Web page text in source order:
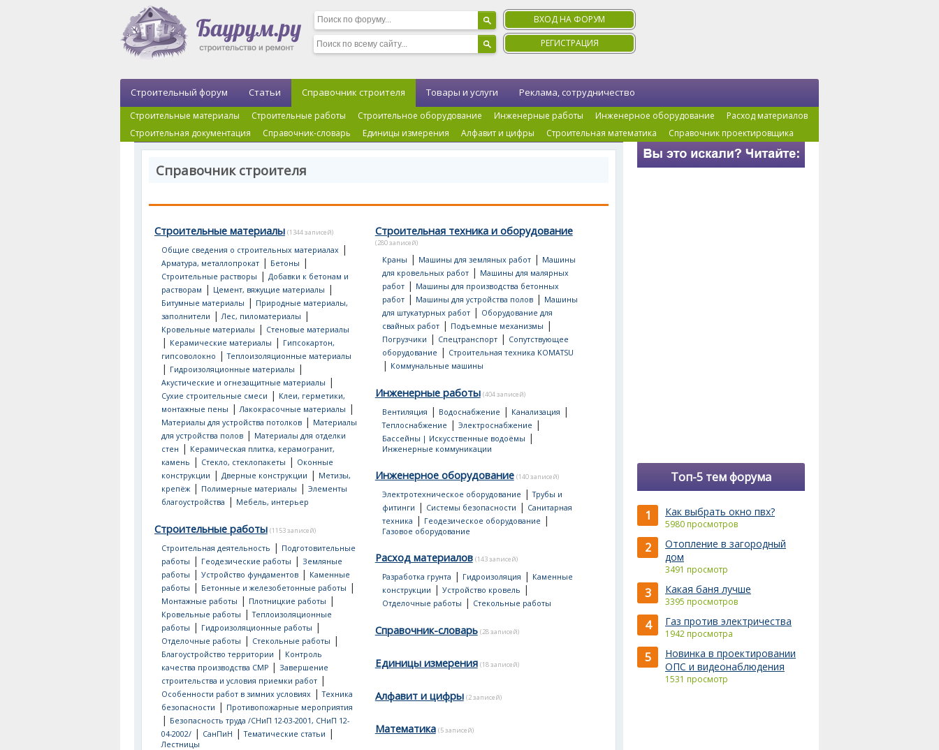
ВХОД НА ФОРУМ
РЕГИСТРАЦИЯ
Строительный форум Статьи Справочник строителя
Строительные материалы Строительные работы Строительное оборудование Инженерные работы Инженерное оборудование
Расход материалов
Строительная документация
Справочник-словарь Единицы измерения Алфавит и цифры Строительная математика Справочник проектировщика
Товары и услуги Реклама, сотрудничество
Справочник строителя
Строительные материалы (1344 записей)
Общие сведения о строительных материалах|
Арматура, металлопрокат| Бетоны |
Строительные растворы | Добавки к бетонам и
растворам | Цемент, вяжущие материалы |
Битумные материалы | Природные материалы,
заполнители |Лес, пиломатериалы |
Кровельные материалы | Стеновые материалы
| Керамические материалы | Гипсокартон,
гипсоволокно |Теплоизоляционные материалы
| Гидроизоляционные материалы |
Акустические и огнезащитные материалы |
Сухие строительные смеси | Клеи, герметики,
монтажные пены |Лакокрасочные материалы |
Материалы для устройства потолков| Материалы
для устройства полов| Материалы для отделки
стен | Керамическая плитка, керамогранит,
камень | Стекло, стеклопакеты | Оконные
конструкции | Дверные конструкции | Метизы,
крепёж| Полимерные материалы | Элементы
благоустройства | Мебель, интерьер
Строительные работы (1153 записей)
Строительная деятельность | Подготовительные
работы | Геодезические работы | Земляные
работы | Устройство фундаментов| Каменные
работы | Бетонные и железобетонные работы |
Монтажные работы | Плотницкие работы |
Кровельные работы |Теплоизоляционные
работы | Гидроизоляционные работы |
Отделочные работы | Стекольные работы |
Благоустройство территории | Контроль
качества производства СМР| Завершение
строительства и условия приемки работ|
Особенности работ в зимних условиях|Техника
безопасности | Противопожарные мероприятия
| Безопасность труда /СНиП 12-03-2001, СНиП 12-
04-2002/| СанПиН |Тематические статьи |
Лестницы
Строительная техника и оборудование
(280 записей)
Краны | Машины для земляных работ| Машины
для кровельных работ| Машины для малярных
работ| Машины для производства бетонных
работ| Машины для устройства полов| Машины
для штукатурных работ| Оборудование для
свайных работ| Подъемные механизмы |
Погрузчики | Спецтранспорт| Сопутствующее
оборудование | Строительная техника KOMATSU
| Коммунальные машины
Инженерные работы (404 записей)
Вентиляция | Водоснабжение | Канализация |
Теплоснабжение | Электроснабжение |
Бассейны | Искусственные водоёмы |
Инженерные коммуникации
Инженерное оборудование (140 записей)
Электротехническое оборудование |Трубы и
фитинги | Системы безопасности | Санитарная
техника | Геодезическое оборудование |
Газовое оборудование
Расход материалов (143 записей)
Разработка грунта | Гидроизоляция | Каменные
конструкции | Устройство кровель |
Отделочные работы | Стекольные работы
Справочник-словарь (28 записей)
Единицы измерения (18 записей)
Алфавит и цифры (2 записей)
Математика (5 записей)
Топ-5 тем форума
1 Как выбрать окно пвх?
5980 просмотров
2
Отопление в загородный
дом
3491 просмотр
3 Какая баня лучше
3395 просмотров
4 Газ против электричества
1942 просмотра
5
Новинка в проектировании
ОПС и видеонаблюдения
1531 просмотр